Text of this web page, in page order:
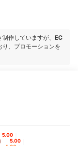
作していますが、 EC
り、プロモーションを
5.00
5.00